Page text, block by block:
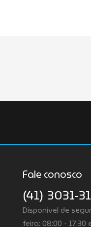
Fale conosco
(41) 3031-
Disponível de
feira: 08:00 -